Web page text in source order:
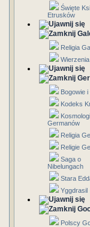
Święte
Etrusków
Religia
Bogowie
Kodeks
Germanów
Religia
Religie
Saga o
Nibelungach
Stara
Yggdrasil
Polscy